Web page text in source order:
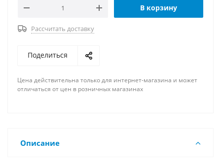
В корзину
Рассчитать доставку
Поделиться
Цена действительна только для интернет-магазина и может
отличаться от цен в розничных магазинах
Описание